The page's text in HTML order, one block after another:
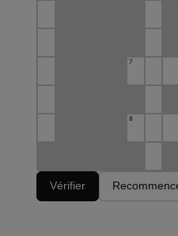
7
8
Vérifier